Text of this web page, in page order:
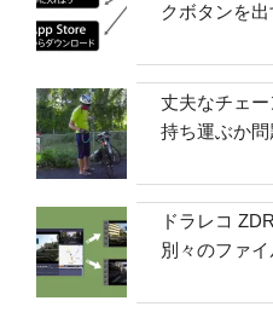
クボタンを
丈夫なチェ
持ち運ぶか問
ドラレコ
別々のファ